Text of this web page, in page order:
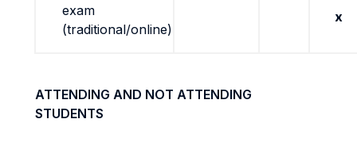
exam
(traditional/online)
x
ATTENDING AND NOT ATTENDING
STUDENTS